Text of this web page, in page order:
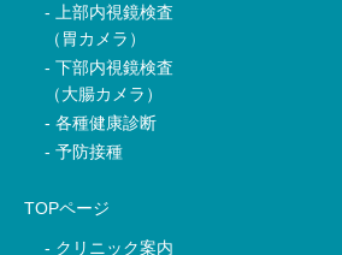
TOPページ
クリニック案内
上部内視鏡検査
（胃カメラ）
下部内視鏡検査
（大腸カメラ）
各種健康診断
予防接種